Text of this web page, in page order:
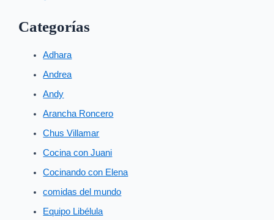
Categorías
Adhara
Andrea
Andy
Arancha Roncero
Chus Villamar
Cocina con Juani
Cocinando con Elena
comidas del mundo
Equipo Libélula